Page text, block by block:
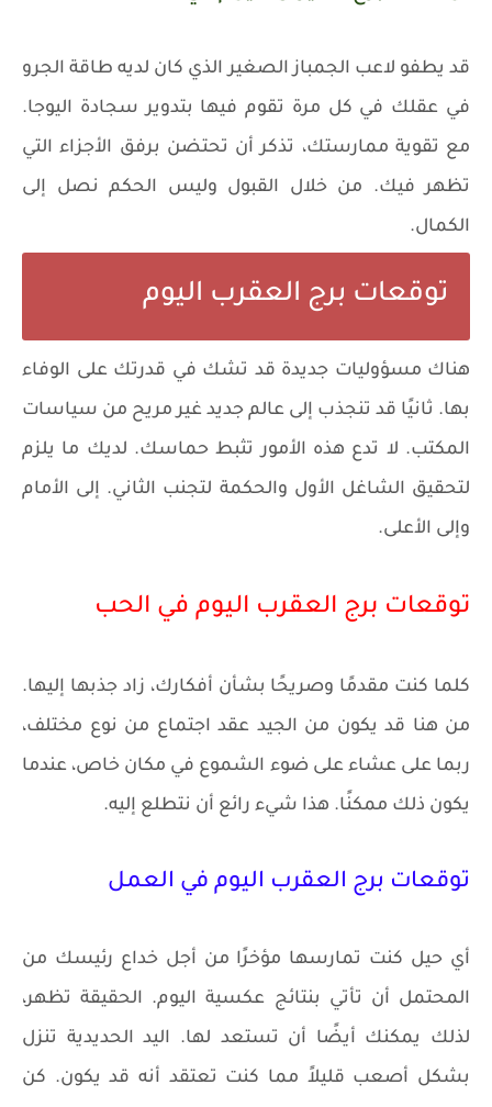
قد يطفو لاعب الجمباز الصغير الذي كان لديه طاقة الجرو
في عقلك في كل مرة تقوم فيها بتدوير سجادة اليوجا.
مع تقوية ممارستك، تذكر أن تحتضن برفق الأجزاء التي
تظهر فيك. من خلال القبول وليس الحكم نصل إلى
الكمال.
توقعات برج العقرب اليوم
هناك مسؤوليات جديدة قد تشك في قدرتك على الوفاء
بها. ثانيًا قد تنجذب إلى عالم جديد غير مريح من سياسات
المكتب. لا تدع هذه الأمور تثبط حماسك. لديك ما يلزم
لتحقيق الشاغل الأول والحكمة لتجنب الثاني. إلى الأمام
وإلى الأعلى.
توقعات برج العقرب اليوم في الحب
كلما كنت مقدمًا وصريحًا بشأن أفكارك، زاد جذبها إليها.
من هنا قد يكون من الجيد عقد اجتماع من نوع مختلف،
ربما على عشاء على ضوء الشموع في مكان خاص، عندما
يكون ذلك ممكنًا. هذا شيء رائع أن نتطلع إليه.
توقعات برج العقرب اليوم في العمل
أي حيل كنت تمارسها مؤخرًا من أجل خداع رئيسك من
المحتمل أن تأتي بنتائج عكسية اليوم. الحقيقة تظهر،
لذلك يمكنك أيضًا أن تستعد لها. اليد الحديدية تنزل
بشكل أصعب قليلاً مما كنت تعتقد أنه قد يكون. كن